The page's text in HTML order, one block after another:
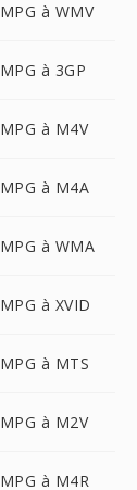
MPG à WMV
MPG à 3GP
MPG à M4V
MPG à M4A
MPG à WMA
MPG à XVID
MPG à MTS
MPG à M2V
MPG à M4R